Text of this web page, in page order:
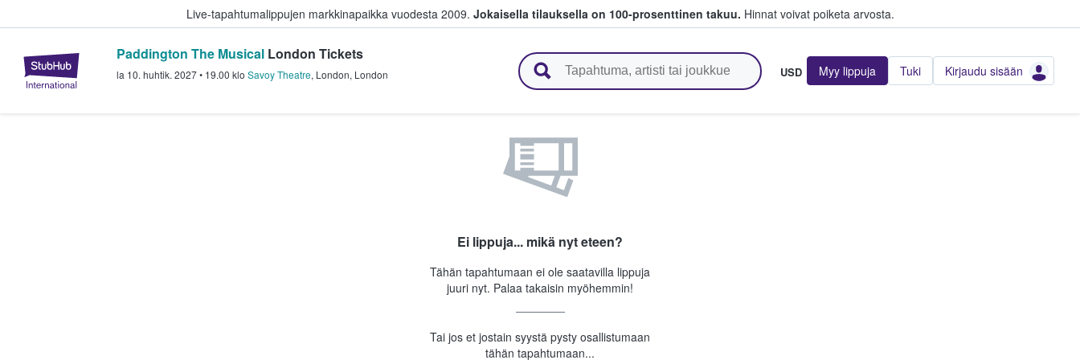
Live-tapahtumalippujen markkinapaikka vuodesta 2009. Jokaisella tilauksella on 100-prosenttinen takuu. Hinnat voivat poiketa arvosta.
StubHub - missä fanit ostavat ja myyvät lippuja
Paddington The Musical London Tickets
la 10. huhtik. 2027• 19.00 klo Savoy Theatre, London, London USD Myy lippuja Tuki Kirjaudu sisään
Ei lippuja... mikä nyt eteen?
Tähän tapahtumaan ei ole saatavilla lippuja
juuri nyt. Palaa takaisin myöhemmin!
Tai jos et jostain syystä pysty osallistumaan
tähän tapahtumaan...